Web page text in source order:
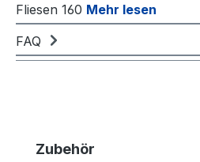
Fliesen 160 Mehr lesen
FAQ
Produktgalerie überspringen
Zubehör